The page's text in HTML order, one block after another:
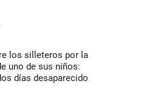
los silleteros por la
uno de sus niños:
días desaparecido